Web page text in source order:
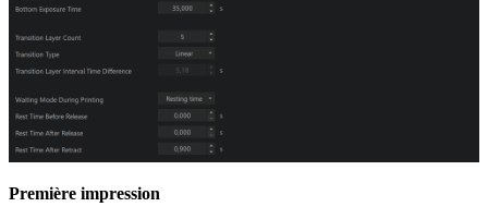
Première impression